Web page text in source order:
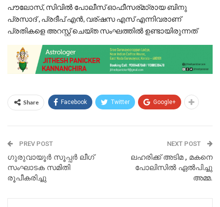
പൗലോസ്, സിവില്‍ പോലീസ് ഓഫീസര്മാ്രായ ബിനു
പ്രസാദ് , പ്രദീപ് എന്‍, വര്ഷസ എസ് എന്നിവരാണ്
പ്രതികളെ അറസ്റ്റ് ചെയ്ത സംഘത്തില്‍ ഉണ്ടായിരുന്നത്
Share Facebook Twitter Google+
PREV POST
ഗുരുവായൂര്‍ സൂപ്പര്‍ ലീഗ്
സംഘാടക സമിതി
രൂപീകരിച്ചു
NEXT POST
ലഹരിക്ക് അടിമ , മകനെ
പോലിസിൽ ഏൽപിച്ചു
അമ്മ.